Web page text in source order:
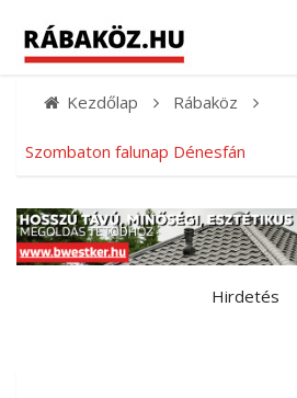
Kezdőlap Rábaköz
Szombaton falunap Dénesfán
Hirdetés